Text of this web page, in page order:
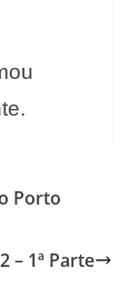
Porto
– 1ª Parte